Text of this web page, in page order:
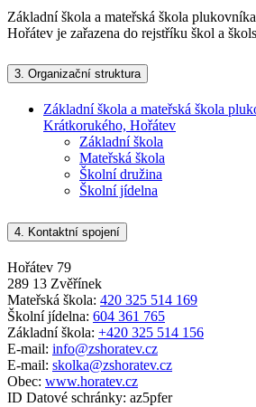
Základní škola a mateřská škola
Hořátev je zařazena do rejstříku škol a
3. Organizační struktura
Základní škola a mateřská škola
Krátkorukého, Hořátev
Základní škola
Mateřská škola
Školní družina
Školní jídelna
4. Kontaktní spojení
Hořátev 79
289 13 Zvěřínek
Mateřská škola: 420 325 514 169
Školní jídelna: 604 361 765
Základní škola: +420 325 514 156
E-mail: info@zshoratev.cz
E-mail: skolka@zshoratev.cz
Obec: www.horatev.cz
ID Datové schránky: az5pfer